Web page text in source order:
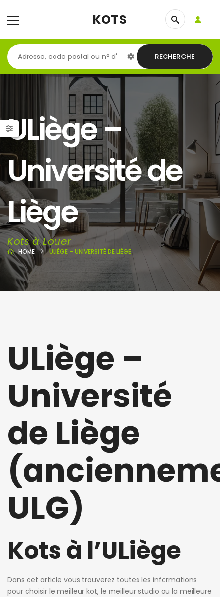
KOTS
RECHERCHE
ULiège –
Université de
Liège
Kots à Louer
HOME ULIÈGE – UNIVERSITÉ DE LIÈGE
ULiège –
Université
de Liège
ULG)
Kots à l’ULiège
Dans cet article vous trouverez toutes les informations
pour choisir le meilleur kot, le meilleur studio ou la meilleure
de Ghellinck
ago
Killian Sdao
3 jours ago
patricia
3 jours